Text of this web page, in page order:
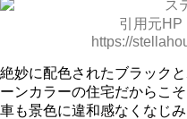
引用元HP
https://
絶妙に配色されたブラック
ーンカラーの住宅だからこ
車も景色に違和感なくなじ